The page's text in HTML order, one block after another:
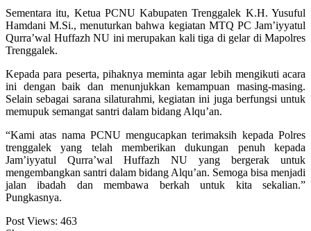
Sementara itu, Ketua PCNU Kabupaten Trenggalek K.H. Yusuful
Hamdani M.Si., menuturkan bahwa kegiatan MTQ PC Jam’iyyatul
Qurra’wal Huffazh NU ini merupakan kali tiga di gelar di Mapolres
Trenggalek.
Kepada para peserta, pihaknya meminta agar lebih mengikuti acara
ini dengan baik dan menunjukkan kemampuan masing-masing.
Selain sebagai sarana silaturahmi, kegiatan ini juga berfungsi untuk
memupuk semangat santri dalam bidang Alqu’an.
“Kami atas nama PCNU mengucapkan terimaksih kepada Polres
trenggalek yang telah memberikan dukungan penuh kepada
Jam’iyyatul Qurra’wal Huffazh NU yang bergerak untuk
mengembangkan santri dalam bidang Alqu’an. Semoga bisa menjadi
jalan ibadah dan membawa berkah untuk kita sekalian.”
Pungkasnya.
Post Views: 463